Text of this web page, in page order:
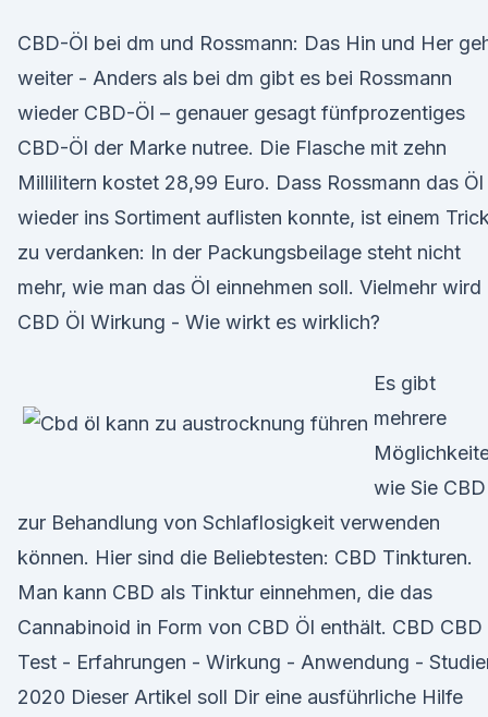
CBD-Öl bei dm und Rossmann: Das Hin und Her
weiter - Anders als bei dm gibt es bei Rossmann
wieder CBD-Öl – genauer gesagt fünfprozentiges
CBD-Öl der Marke nutree. Die Flasche mit zehn
Millilitern kostet 28,99 Euro. Dass Rossmann das Öl
wieder ins Sortiment auflisten konnte, ist einem Trick
zu verdanken: In der Packungsbeilage steht nicht
mehr, wie man das Öl einnehmen soll. Vielmehr wird
CBD Öl Wirkung - Wie wirkt es wirklich?
Es gibt
mehrere
wie Sie CBD
zur Behandlung von Schlaflosigkeit verwenden
können. Hier sind die Beliebtesten: CBD Tinkturen.
Man kann CBD als Tinktur einnehmen, die das
Cannabinoid in Form von CBD Öl enthält. CBD CBD
Test - Erfahrungen - Wirkung - Anwendung -
2020 Dieser Artikel soll Dir eine ausführliche Hilfe